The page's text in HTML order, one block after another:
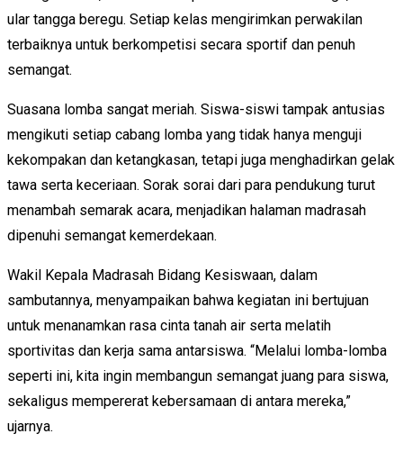
ular tangga beregu. Setiap kelas mengirimkan perwakilan
terbaiknya untuk berkompetisi secara sportif dan penuh
semangat.
Suasana lomba sangat meriah. Siswa-siswi tampak antusias
mengikuti setiap cabang lomba yang tidak hanya menguji
kekompakan dan ketangkasan, tetapi juga menghadirkan gelak
tawa serta keceriaan. Sorak sorai dari para pendukung turut
menambah semarak acara, menjadikan halaman madrasah
dipenuhi semangat kemerdekaan.
Wakil Kepala Madrasah Bidang Kesiswaan, dalam
sambutannya, menyampaikan bahwa kegiatan ini bertujuan
untuk menanamkan rasa cinta tanah air serta melatih
sportivitas dan kerja sama antarsiswa. “Melalui lomba-lomba
seperti ini, kita ingin membangun semangat juang para siswa,
sekaligus mempererat kebersamaan di antara mereka,”
ujarnya.